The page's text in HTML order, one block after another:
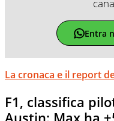
Entra
La cronaca e il report
F1, classifica